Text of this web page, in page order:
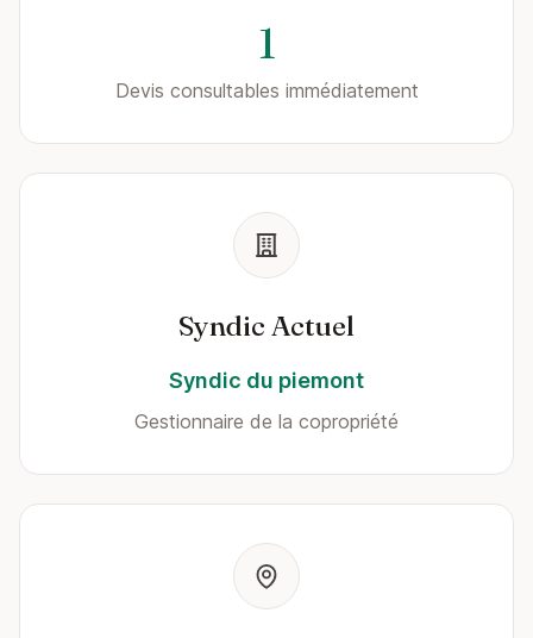
1
Devis consultables immédiatement
Syndic Actuel
Syndic du piemont
Gestionnaire de la copropriété